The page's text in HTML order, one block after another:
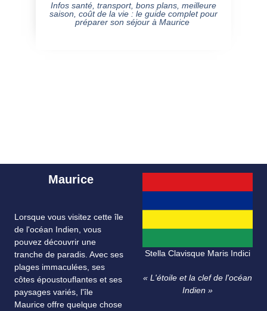
Infos santé, transport, bons plans, meilleure
saison, coût de la vie : le guide complet pour
préparer son séjour à Maurice
Maurice
Lorsque vous visitez cette île
de l'océan Indien, vous
pouvez découvrir une
tranche de paradis. Avec ses
plages immaculées, ses
côtes époustouflantes et ses
paysages variés, l'île
Maurice offre quelque chose
Stella Clavisque Maris Indici
« L'étoile et la clef de l'océan
Indien »